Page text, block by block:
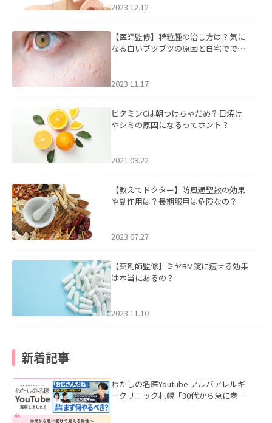
2023.12.12
【医師監修】稗粒腫の治し方は？気に
なる白いブツブツの原因と自宅ででき
2023.11.17
ビタミンCは朝つけちゃだめ？日焼け
やシミの原因になるってホント？
2021.09.22
【教えてドクター】防風通聖散の効果
や副作用は？長期服用は危険なの？
2023.07.27
【薬剤師監修】ミヤBM錠に痩せる効果
は本当にあるの？
2023.11.10
新着記事
わたしの名医Youtube アルバアレルギ
ークリニック札幌「30代から急に老け